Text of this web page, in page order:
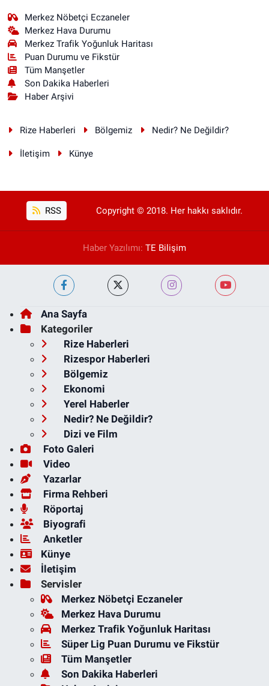
Merkez Nöbetçi Eczaneler
Merkez Hava Durumu
Merkez Trafik Yoğunluk Haritası
Puan Durumu ve Fikstür
Tüm Manşetler
Son Dakika Haberleri
Haber Arşivi
Rize Haberleri Bölgemiz Nedir? Ne Değildir?
İletişim Künye
RSS Copyright © 2018. Her hakkı saklıdır.
Haber Yazılımı: TE Bilişim
Ana Sayfa
Kategoriler
Rize Haberleri
Rizespor Haberleri
Bölgemiz
Ekonomi
Yerel Haberler
Nedir? Ne Değildir?
Dizi ve Film
Foto Galeri
Video
Yazarlar
Firma Rehberi
Röportaj
Biyografi
Anketler
Künye
İletişim
Servisler
Merkez Nöbetçi Eczaneler
Merkez Hava Durumu
Merkez Trafik Yoğunluk Haritası
Süper Lig Puan Durumu ve Fikstür
Tüm Manşetler
Son Dakika Haberleri